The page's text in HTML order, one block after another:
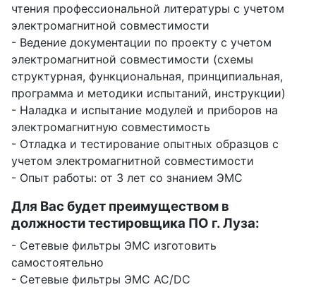
чтения профессиональной литературы с учетом
электромагнитной совместимости
- Ведение документации по проекту с учетом
электромагнитной совместимости (схемы
структурная, функциональная, принципиальная,
программа и методики испытаний, инструкции)
- Наладка и испытание модулей и приборов на
электромагнитную совместимость
- Отладка и тестирование опытных образцов с
учетом электромагнитной совместимости
- Опыт работы: от 3 лет со знанием ЭМС
Для Вас будет преимуществом в
должности тестировщика ПО г. Луза:
- Сетевые фильтры ЭМС изготовить
самостоятельно
- Сетевые фильтры ЭМС AC/DC